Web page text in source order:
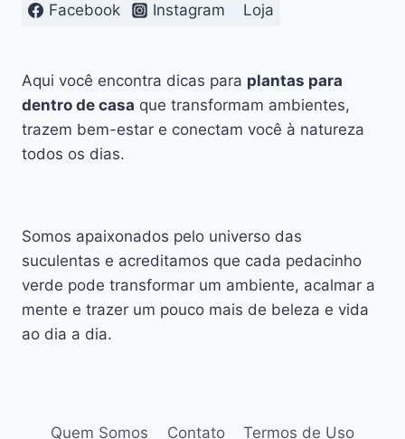
IDENTIFICADAS
Facebook Instagram Loja
Aqui você encontra dicas para plantas para
dentro de casa que transformam ambientes,
trazem bem-estar e conectam você à natureza
todos os dias.
Somos apaixonados pelo universo das
suculentas e acreditamos que cada pedacinho
verde pode transformar um ambiente, acalmar a
mente e trazer um pouco mais de beleza e vida
ao dia a dia.
Quem Somos Contato Termos de Uso